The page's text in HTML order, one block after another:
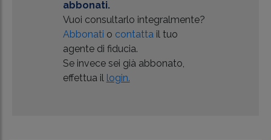
abbonati.
Vuoi consultarlo integralmente?
Abbonati o contatta il tuo
agente di fiducia.
Se invece sei già abbonato,
effettua il login.